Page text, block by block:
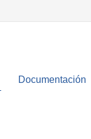
Documentación